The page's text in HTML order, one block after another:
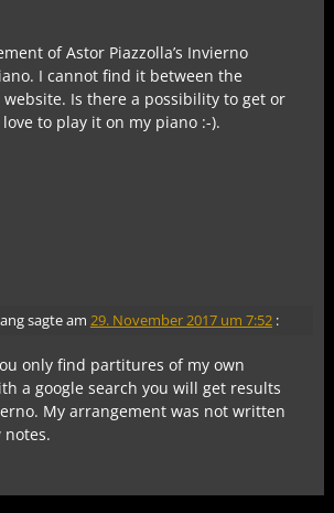
of Astor Piazzolla’s Invierno
I cannot find it between the
Is there a possibility to get or
to play it on my piano :-).
sagte am 29. November 2017 um 7:52 :
only find partitures of my own
a google search you will get results
My arrangement was not written
notes.